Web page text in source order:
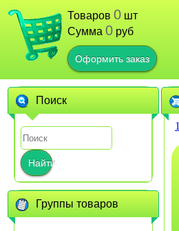
Товаров 0 шт
Сумма 0 руб
Оформить заказ
Поиск
Найти
Группы товаров
1